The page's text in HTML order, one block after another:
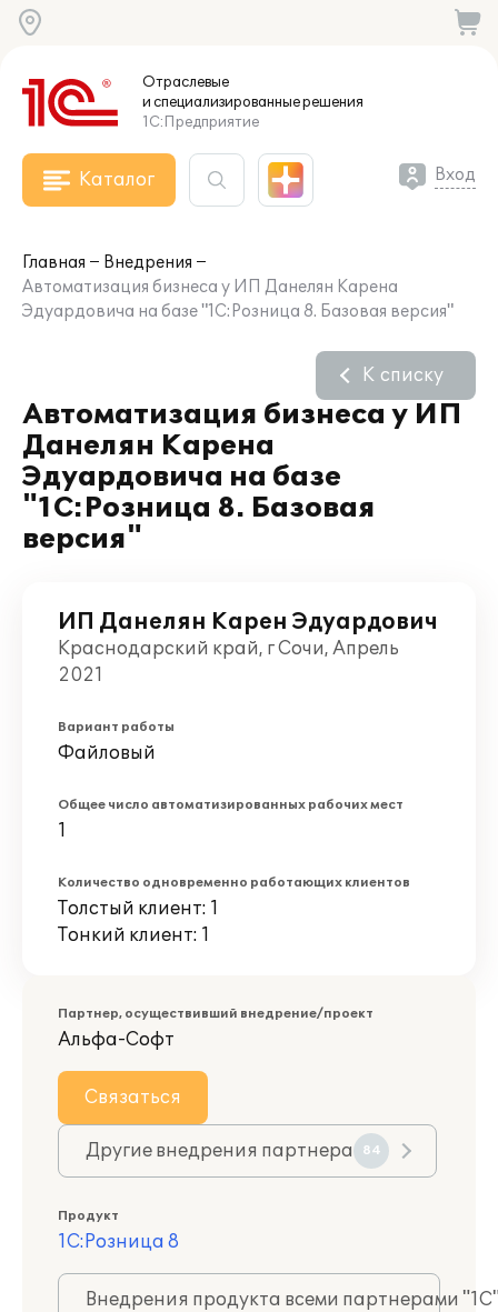
Отраслевые
и специализированныерешения
1С:Предприятие
Каталог Вход
Главная
Внедрения
Автоматизация бизнеса у ИП Данелян Карена
Эдуардовича на базе "1С:Розница 8. Базовая версия"
Автоматизация бизнеса у ИП
Данелян Карена
Эдуардовича на базе
"1С:Розница 8. Базовая
версия"
К списку
ИП Данелян Карен Эдуардович
Краснодарский край, г Сочи, Апрель
2021
Вариант работы
Файловый
Общее число автоматизированных рабочих мест
1
Количество одновременно работающих клиентов
Толстый клиент: 1
Тонкий клиент: 1
Партнер, осуществивший внедрение/проект
Альфа-Софт
Связаться
Другие внедрения партнера 84
Продукт
1С:Розница 8
Внедрения продукта всеми партнерами